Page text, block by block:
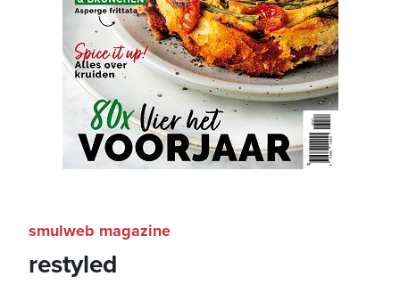
restyled
smulweb magazine